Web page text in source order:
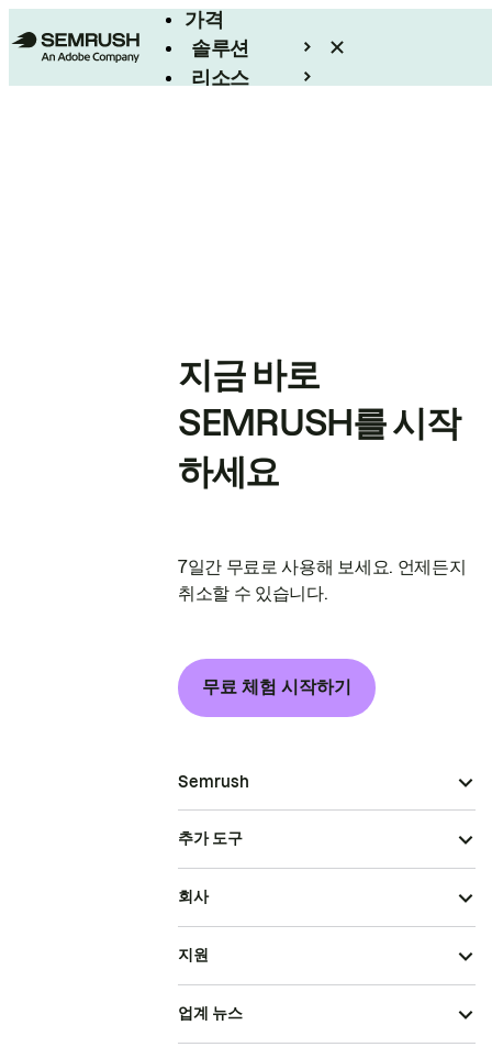
가격
솔루션
리소스
지금 바로
SEMRUSH를 시작
하세요
7일간 무료로 사용해 보세요. 언제든지
취소할 수 있습니다.
무료 체험 시작하기
Semrush
추가 도구
회사
지원
업계 뉴스